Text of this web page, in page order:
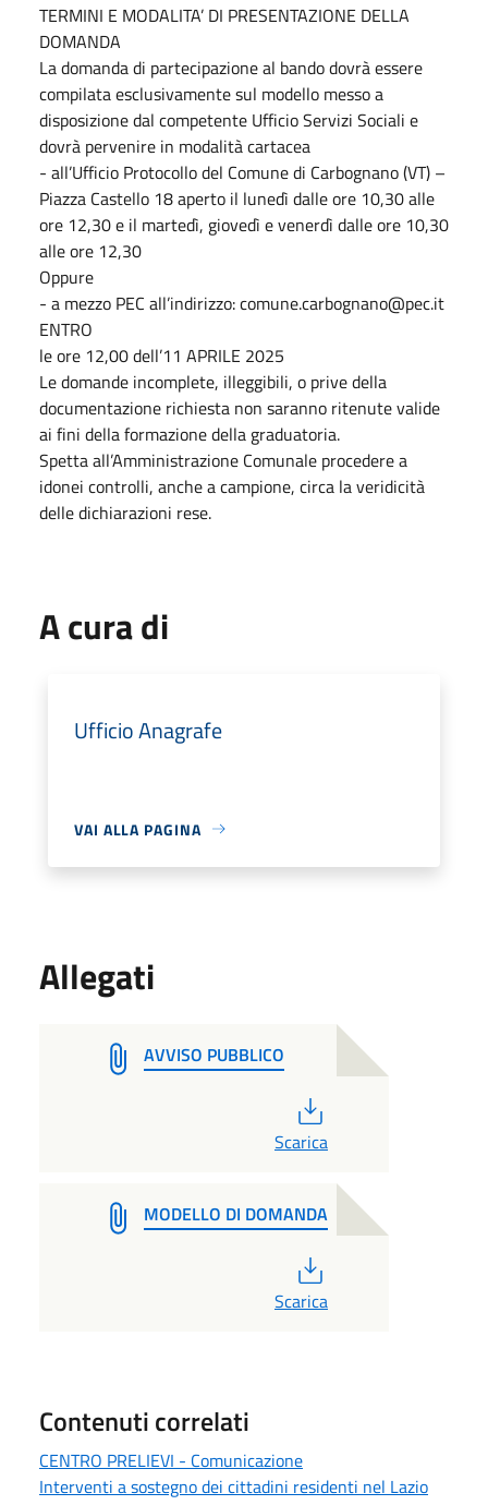
TERMINI E MODALITA’ DI PRESENTAZIONE DELLA
DOMANDA
La domanda di partecipazione al bando dovrà essere
compilata esclusivamente sul modello messo a
disposizione dal competente Ufficio Servizi Sociali e
dovrà pervenire in modalità cartacea
- all’Ufficio Protocollo del Comune di Carbognano (VT) –
Piazza Castello 18 aperto il lunedì dalle ore 10,30 alle
ore 12,30 e il martedì, giovedì e venerdì dalle ore 10,30
alle ore 12,30
Oppure
- a mezzo PEC all’indirizzo: comune.carbognano@pec.it
ENTRO
le ore 12,00 dell’11 APRILE 2025
Le domande incomplete, illeggibili, o prive della
documentazione richiesta non saranno ritenute valide
ai fini della formazione della graduatoria.
Spetta all’Amministrazione Comunale procedere a
idonei controlli, anche a campione, circa la veridicità
delle dichiarazioni rese.
A cura di
Ufficio Anagrafe
VAI ALLA PAGINA
Allegati
AVVISO PUBBLICO
Scarica
MODELLO DI DOMANDA
Scarica
Contenuti correlati
CENTRO PRELIEVI - Comunicazione
Interventi a sostegno dei cittadini residenti nel Lazio